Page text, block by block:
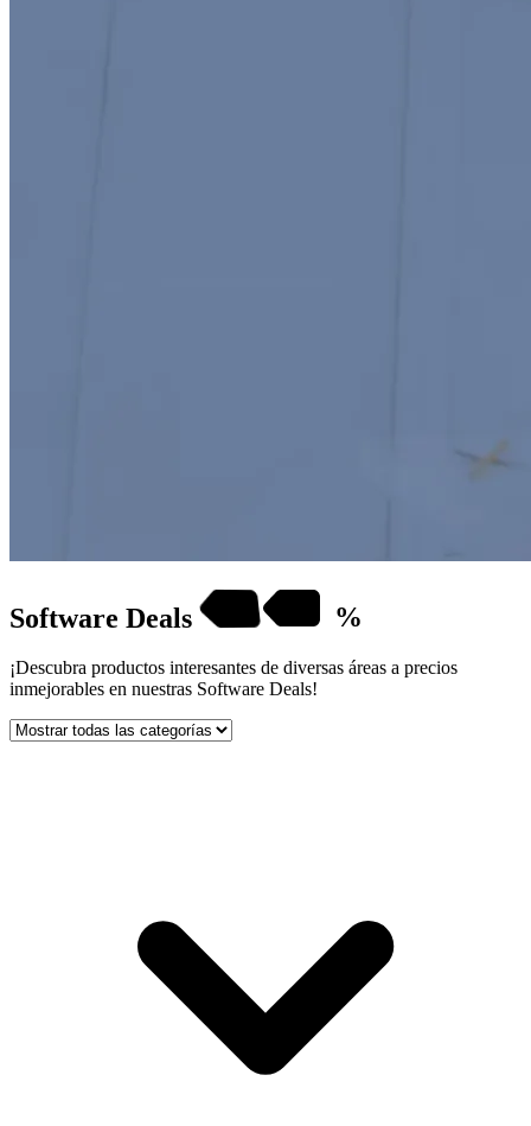
Software Deals %
¡Descubra productos interesantes de diversas áreas a precios
inmejorables en nuestras Software Deals!